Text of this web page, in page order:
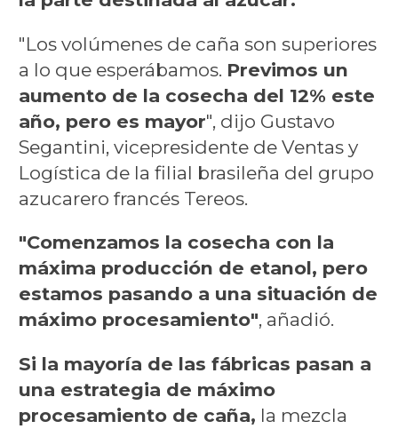
"Los volúmenes de caña son superiores
a lo que esperábamos. Previmos un
aumento de la cosecha del 12% este
año, pero es mayor", dijo Gustavo
Segantini, vicepresidente de Ventas y
Logística de la filial brasileña del grupo
azucarero francés Tereos.
"Comenzamos la cosecha con la
máxima producción de etanol, pero
estamos pasando a una situación de
máximo procesamiento", añadió.
Si la mayoría de las fábricas pasan a
una estrategia de máximo
procesamiento de caña, la mezcla